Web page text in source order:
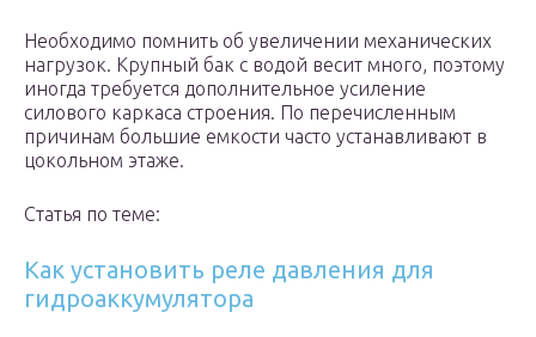
Необходимо помнить об увеличении механических
нагрузок. Крупный бак с водой весит много, поэтому
иногда требуется дополнительное усиление
силового каркаса строения. По перечисленным
причинам большие емкости часто устанавливают в
цокольном этаже.
Статья по теме:
Как установить реле давления для
гидроаккумулятора